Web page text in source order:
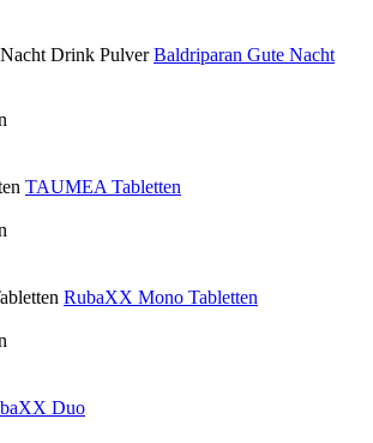
Baldriparan Gute Nacht
TAUMEA Tabletten
RubaXX Mono Tabletten
Duo